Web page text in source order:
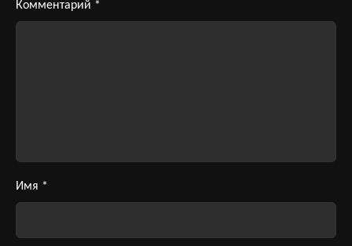
Комментарий *
Имя *